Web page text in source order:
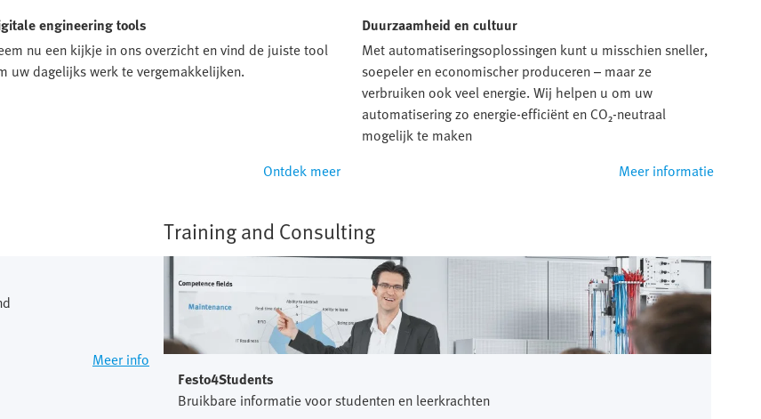
engineering tools
nu een kijkje in ons overzicht en vind de juiste tool
uw dagelijks werk te vergemakkelijken.
Ontdek meer
Duurzaamheid en cultuur
Met automatiseringsoplossingen kunt u misschien sneller,
soepeler en economischer produceren – maar ze
verbruiken ook veel energie. Wij helpen u om uw
automatisering zo energie-efficiënt en CO₂-neutraal
mogelijk te maken
Meer informatie
Meer info
Training and Consulting
Festo4Students
Bruikbare informatie voor studenten en leerkrachten